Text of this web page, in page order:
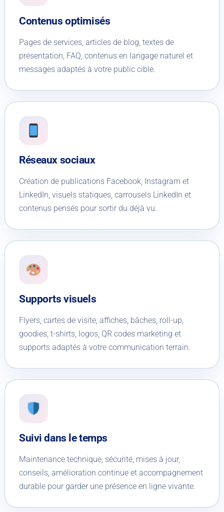
Contenus optimisés
Pages de services, articles de blog, textes de
présentation, FAQ, contenus en langage naturel et
messages adaptés à votre public cible.
Réseaux sociaux
Création de publications Facebook, Instagram et
LinkedIn, visuels statiques, carrousels LinkedIn et
contenus pensés pour sortir du déjà vu.
Supports visuels
Flyers, cartes de visite, affiches, bâches, roll-up,
goodies, t-shirts, logos, QR codes marketing et
supports adaptés à votre communication terrain.
Suivi dans le temps
Maintenance technique, sécurité, mises à jour,
conseils, amélioration continue et accompagnement
durable pour garder une présence en ligne vivante.